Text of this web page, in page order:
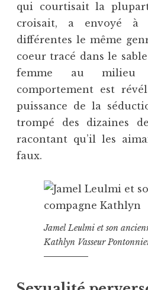
qui courtisait la
croisait, a envoyé à
différentes le même
coeur tracé dans le
femme au
comportement est
puissance de la
trompé des dizaines
racontant qu’il les
faux.
Jamel Leulmi et son
Kathlyn Vasseur